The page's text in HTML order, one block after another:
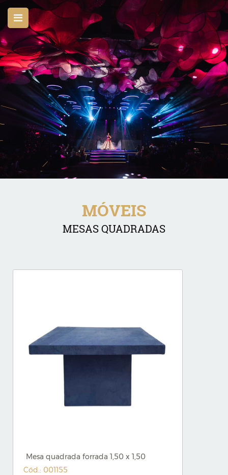
MÓVEIS
MESAS QUADRADAS
Mesa quadrada forrada 1,50 x 1,50
Cód.: 001155